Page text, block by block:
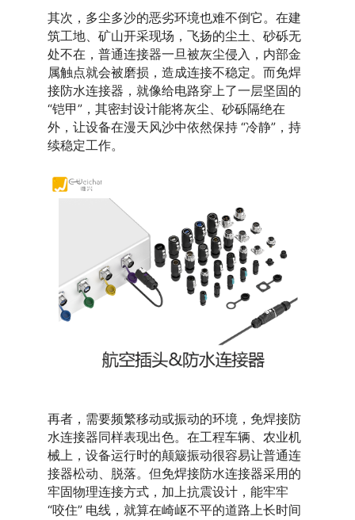
其次，多尘多沙的恶劣环境也难不倒它。在建
筑工地、矿山开采现场，飞扬的尘土、砂砾无
处不在，普通连接器一旦被灰尘侵入，内部金
属触点就会被磨损，造成连接不稳定。而免焊
接防水连接器，就像给电路穿上了一层坚固的
“铠甲”，其密封设计能将灰尘、砂砾隔绝在
外，让设备在漫天风沙中依然保持 “冷静”，持
续稳定工作。
再者，需要频繁移动或振动的环境，免焊接防
水连接器同样表现出色。在工程车辆、农业机
械上，设备运行时的颠簸振动很容易让普通连
接器松动、脱落。但免焊接防水连接器采用的
牢固物理连接方式，加上抗震设计，能牢牢
“咬住” 电线，就算在崎岖不平的道路上长时间